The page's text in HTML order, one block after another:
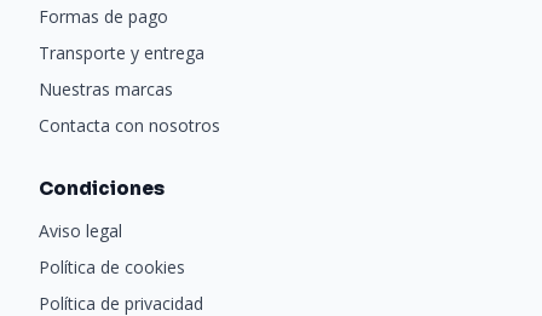
Formas de pago
Transporte y entrega
Nuestras marcas
Contacta con nosotros
Condiciones
Aviso legal
Política de cookies
Política de privacidad